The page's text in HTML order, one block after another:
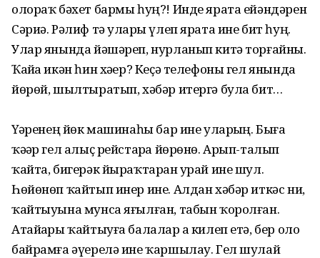
олораҡ бәхет бармы һуң?! Инде ярата ейәндәрен
Сәриә. Рәлиф тә уларҙы үлеп ярата ине бит һуң.
Улар янында йәшәреп, нурланып китә торғай­ны.
Ҡайҙа икән һин хәҙер? Кеҫә телефоны гел янында
йөрөй, шылтыратып, хәбәр итергә була бит…
Үҙҙәренең йөк машинаһы бар ине уларҙың. Быға
ҡәҙәр гел алыҫ рейстарҙа йөрөнө. Арып-талып
ҡайта, бигерәк йыраҡтарҙан урай ине шул.
Һөйөнөп ҡайтып инер ине. Алдан хәбәр иткәс ни,
ҡайты­уына мунса яғылған, табын ҡорол­ған.
Атайҙары ҡайтыуға балалар ҙа килеп етә, бер оло
байрамға әүерелә ине ҡаршылау. Гел шулай